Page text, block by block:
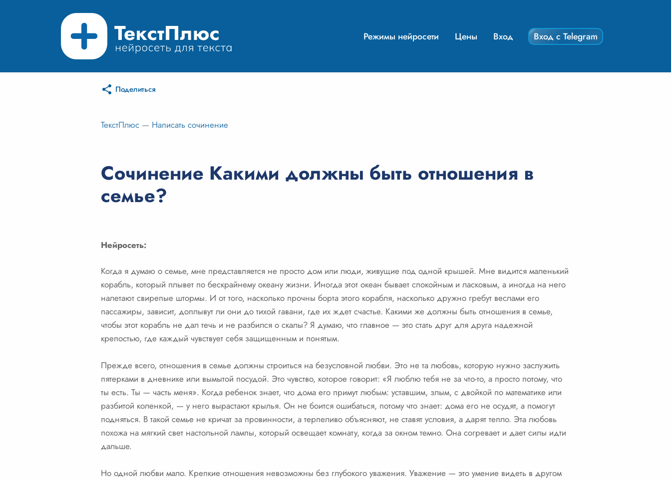
Режимы нейросети Цены Вход Вход с Telegram
Поделиться
ТекстПлюс — Написать сочинение
Сочинение Какими должны быть отношения в
семье?
Нейросеть:
Когда я думаю о семье, мне представляется не просто дом или люди, живущие под одной крышей. Мне видится маленький
корабль, который плывет по бескрайнему океану жизни. Иногда этот океан бывает спокойным и ласковым, а иногда на него
налетают свирепые штормы. И от того, насколько прочны борта этого корабля, насколько дружно гребут веслами его
пассажиры, зависит, доплывут ли они до тихой гавани, где их ждет счастье. Какими же должны быть отношения в семье,
чтобы этот корабль не дал течь и не разбился о скалы? Я думаю, что главное — это стать друг для друга надежной
крепостью, где каждый чувствует себя защищенным и понятым.
Прежде всего, отношения в семье должны строиться на безусловной любви. Это не та любовь, которую нужно заслужить
пятерками в дневнике или вымытой посудой. Это чувство, которое говорит: «Я люблю тебя не за что-то, а просто потому, что
ты есть. Ты — часть меня». Когда ребенок знает, что дома его примут любым: уставшим, злым, с двойкой по математике или
разбитой коленкой, — у него вырастают крылья. Он не боится ошибаться, потому что знает: дома его не осудят, а помогут
подняться. В такой семье не кричат за провинности, а терпеливо объясняют, не ставят условия, а дарят тепло. Эта любовь
похожа на мягкий свет настольной лампы, который освещает комнату, когда за окном темно. Она согревает и дает силы идти
дальше.
Но одной любви мало. Крепкие отношения невозможны без глубокого уважения. Уважение — это умение видеть в другом